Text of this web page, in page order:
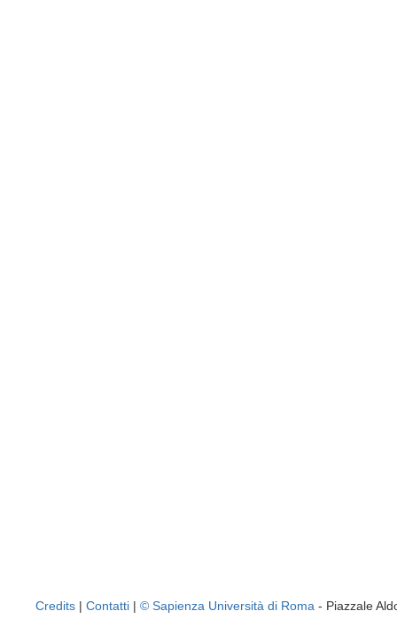
Credits | Contatti | © Sapienza Università di Roma - Piazzale